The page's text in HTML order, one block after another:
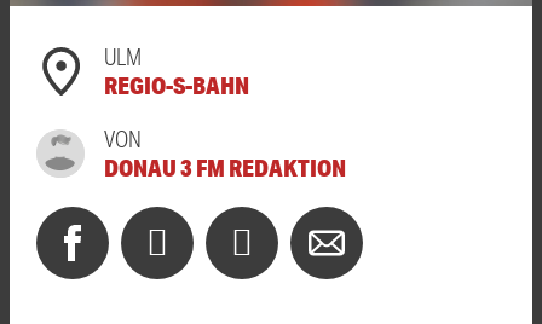
ULM
REGIO-S-BAHN
VON
DONAU 3 FM REDAKTION